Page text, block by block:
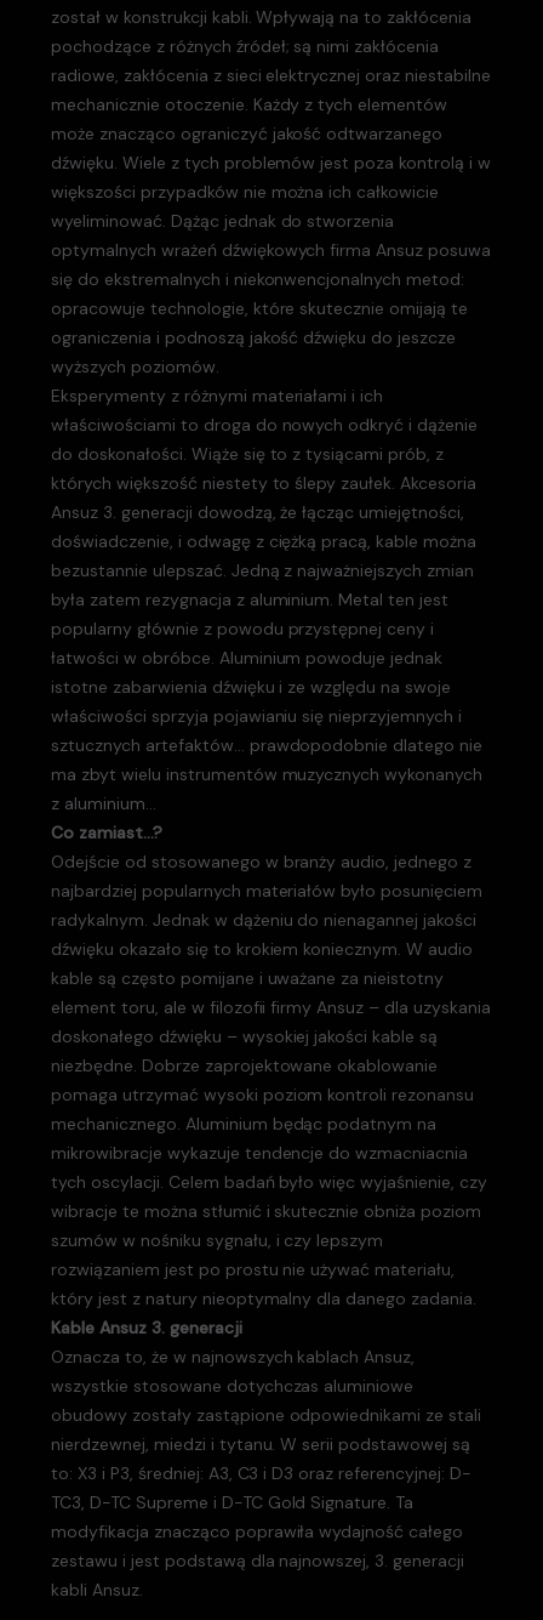
został w konstrukcji kabli. Wpływają na to zakłócenia
pochodzące z różnych źródeł; są nimi zakłócenia
radiowe, zakłócenia z sieci elektrycznej oraz niestabilne
mechanicznie otoczenie. Każdy z tych elementów
może znacząco ograniczyć jakość odtwarzanego
dźwięku. Wiele z tych problemów jest poza kontrolą i w
większości przypadków nie można ich całkowicie
wyeliminować. Dążąc jednak do stworzenia
optymalnych wrażeń dźwiękowych firma Ansuz posuwa
się do ekstremalnych i niekonwencjonalnych metod:
opracowuje technologie, które skutecznie omijają te
ograniczenia i podnoszą jakość dźwięku do jeszcze
wyższych poziomów.
Eksperymenty z różnymi materiałami i ich
właściwościami to droga do nowych odkryć i dążenie
do doskonałości. Wiąże się to z tysiącami prób, z
których większość niestety to ślepy zaułek. Akcesoria
Ansuz 3. generacji dowodzą, że łącząc umiejętności,
doświadczenie, i odwagę z ciężką pracą, kable można
bezustannie ulepszać. Jedną z najważniejszych zmian
była zatem rezygnacja z aluminium. Metal ten jest
popularny głównie z powodu przystępnej ceny i
łatwości w obróbce. Aluminium powoduje jednak
istotne zabarwienia dźwięku i ze względu na swoje
właściwości sprzyja pojawianiu się nieprzyjemnych i
sztucznych artefaktów… prawdopodobnie dlatego nie
ma zbyt wielu instrumentów muzycznych wykonanych
z aluminium…
Co zamiast…?
Odejście od stosowanego w branży audio, jednego z
najbardziej popularnych materiałów było posunięciem
radykalnym. Jednak w dążeniu do nienagannej jakości
dźwięku okazało się to krokiem koniecznym. W audio
kable są często pomijane i uważane za nieistotny
element toru, ale w filozofii firmy Ansuz – dla uzyskania
doskonałego dźwięku – wysokiej jakości kable są
niezbędne. Dobrze zaprojektowane okablowanie
pomaga utrzymać wysoki poziom kontroli rezonansu
mechanicznego. Aluminium będąc podatnym na
mikrowibracje wykazuje tendencje do wzmacniacnia
tych oscylacji. Celem badań było więc wyjaśnienie, czy
wibracje te można stłumić i skutecznie obniża poziom
szumów w nośniku sygnału, i czy lepszym
rozwiązaniem jest po prostu nie używać materiału,
który jest z natury nieoptymalny dla danego zadania.
Kable Ansuz 3. generacji
Oznacza to, że w najnowszych kablach Ansuz,
wszystkie stosowane dotychczas aluminiowe
obudowy zostały zastąpione odpowiednikami ze stali
nierdzewnej, miedzi i tytanu. W serii podstawowej są
to: X3 i P3, średniej: A3, C3 i D3 oraz referencyjnej: D-
TC3, D-TC Supreme i D-TC Gold Signature. Ta
modyfikacja znacząco poprawiła wydajność całego
zestawu i jest podstawą dla najnowszej, 3. generacji
kabli Ansuz.